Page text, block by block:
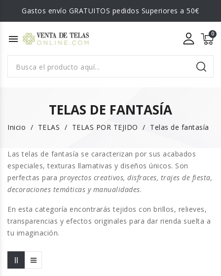
Gastos envío GRATUITOS pedidos Superiores a 50€
menu
TELAS DE FANTASÍA
Inicio TELAS TELAS POR TEJIDO Telas de fantasía
Lastelas de fantasía se caracterizan por sus acabados
especiales, texturas llamativas y diseños únicos. Son
perfectas para proyectos creativos, disfraces, trajes de fiesta,
decoraciones temáticas y manualidades.
En esta categoría encontrarás tejidos con brillos, relieves,
transparencias y efectos originales para dar rienda suelta a
tu imaginación.